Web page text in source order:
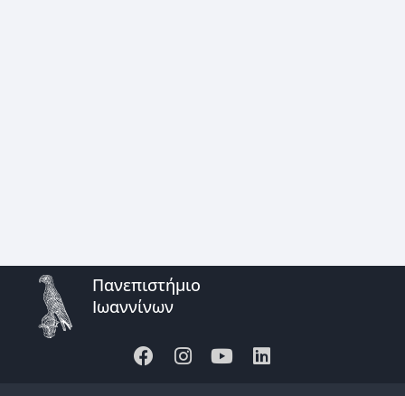
Πανεπιστήμιο
Ιωαννίνων